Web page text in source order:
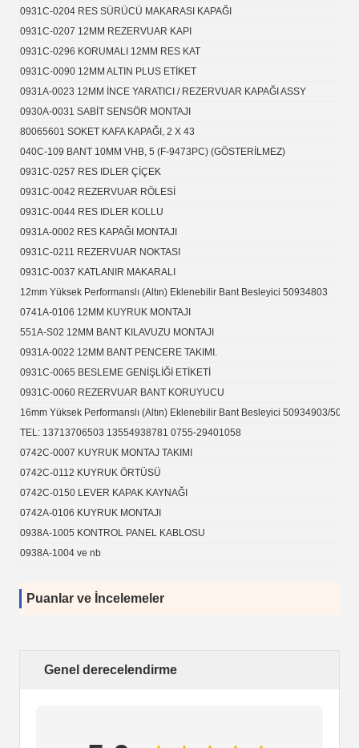
0931C-0204 RES SÜRÜCÜ MAKARASI KAPAĞI
0931C-0207 12MM REZERVUAR KAPI
0931C-0296 KORUMALI 12MM RES KAT
0931C-0090 12MM ALTIN ​​PLUS ETİKET
0931A-0023 12MM İNCE YARATICI / REZERVUAR KAPAĞI ASSY
0930A-0031 SABİT SENSÖR MONTAJI
80065601 SOKET KAFA KAPAĞI, 2 X 43
040C-109 BANT 10MM VHB, 5 (F-9473PC) (GÖSTERİLMEZ)
0931C-0257 RES IDLER ÇİÇEK
0931C-0042 REZERVUAR RÖLESİ
0931C-0044 RES IDLER KOLLU
0931A-0002 RES KAPAĞI MONTAJI
0931C-0211 REZERVUAR NOKTASI
0931C-0037 KATLANIR MAKARALI
12mm Yüksek Performanslı (Altın) Eklenebilir Bant Besleyici 50934803
0741A-0106 12MM KUYRUK MONTAJI
551A-S02 12MM BANT KILAVUZU MONTAJI
0931A-0022 12MM BANT PENCERE TAKIMI.
0931C-0065 BESLEME GENİŞLİĞİ ETİKETİ
0931C-0060 REZERVUAR BANT KORUYUCU
16mm Yüksek Performanslı (Altın) Eklenebilir Bant Besleyici 50934903/
TEL: 13713706503 13554938781 0755-29401058
0742C-0007 KUYRUK MONTAJ TAKIMI
0742C-0112 KUYRUK ÖRTÜSÜ
0742C-0150 LEVER KAPAK KAYNAĞI
0742A-0106 KUYRUK MONTAJI
0938A-1005 KONTROL PANEL KABLOSU
0938A-1004 ve nb
Puanlar ve İncelemeler
Genel derecelendirme